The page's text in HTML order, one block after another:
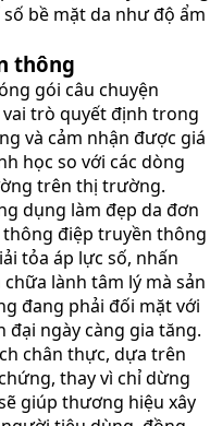
bề mặt da như độ ẩm
thông
gói câu chuyện
trò quyết định trong
và cảm nhận được giá
học so với các dòng
trên thị trường.
dụng làm đẹp da đơn
điệp truyền thông
tỏa áp lực số, nhấn
lành tâm lý mà sản
đang phải đối mặt với
đại ngày càng gia tăng.
chân thực, dựa trên
thay vì chỉ dừng
giúp thương hiệu xây